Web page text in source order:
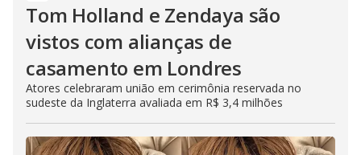
Tom Holland e Zendaya são
vistos com alianças de
casamento em Londres
Atores celebraram união em cerimônia reservada no
sudeste da Inglaterra avaliada em R$ 3,4 milhões